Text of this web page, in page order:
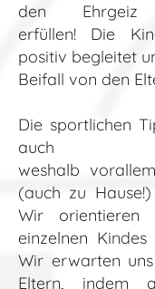
den
erfüllen! Die
positiv begleitet
Beifall von den
Die sportlichen
auch
weshalb
(auch zu
Wir
einzelnen
Wir erwarten
Eltern, indem